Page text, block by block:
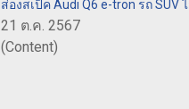
ส่องสเป็ค Audi Q6 e-tron รถ
21 ต.ค. 2567
(Content)